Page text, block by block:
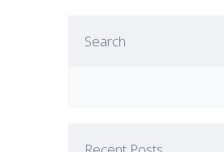
Search